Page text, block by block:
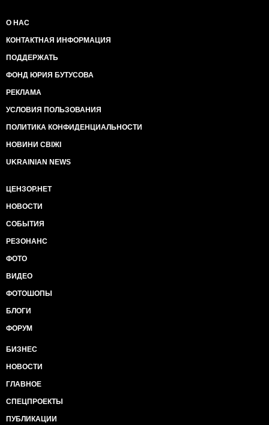
О НАС
КОНТАКТНАЯ ИНФОРМАЦИЯ
ПОДДЕРЖАТЬ
ФОНД ЮРИЯ БУТУСОВА
РЕКЛАМА
УСЛОВИЯ ПОЛЬЗОВАНИЯ
ПОЛИТИКА КОНФИДЕНЦИАЛЬНОСТИ
НОВИНИ СВІЖІ
UKRAINIAN NEWS
ЦЕНЗОР.НЕТ
НОВОСТИ
СОБЫТИЯ
РЕЗОНАНС
ФОТО
ВИДЕО
ФОТОШОПЫ
БЛОГИ
ФОРУМ
БИЗНЕС
НОВОСТИ
ГЛАВНОЕ
СПЕЦПРОЕКТЫ
ПУБЛИКАЦИИ